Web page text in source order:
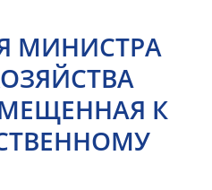
МИНИСТРА
К